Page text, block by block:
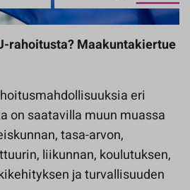
rahoitusta? Maakuntakiertue
eri
on saatavilla muun muassa
tasa-arvon,
liikunnan, koulutuksen,
ja turvallisuuden